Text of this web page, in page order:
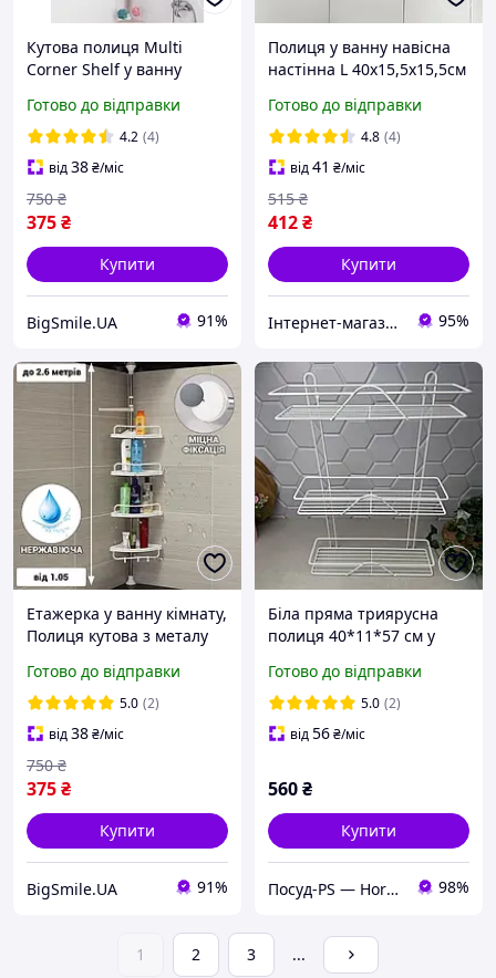
Кутова полиця Multi
Corner Shelf у ванну
рядами металева знижка
Готово до відправки
4.2 (4)
від38₴/міс
375₴
750 ₴
Купити
BigSmile.UA 91%
Полиця у ванну навісна
настінна L 40х15,5х15,5см
ванну і душову кабіну)
Готово до відправки
4.8 (4)
від41 ₴/міс
412₴
515 ₴
Купити
Інтернет-магазин Megusta 95%
Етажерка у ванну кімнату,
Полиця кутова з металу
Готово до відправки
5.0 (2)
від38₴/міс
375₴
750 ₴
Купити
BigSmile.UA 91%
Біла пряма триярусна
полиця 40*11*57 см у
Готово до відправки
5.0 (2)
від56₴/міс
560₴
Купити
Посуд-PS — Horeca Посуд Подарунки 98%
1 2 3 ...